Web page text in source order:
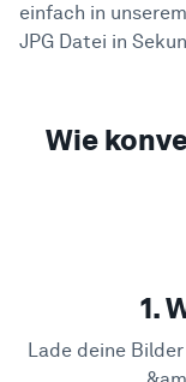
einfach in
JPG Datei in
Wie
1.
Lade deine